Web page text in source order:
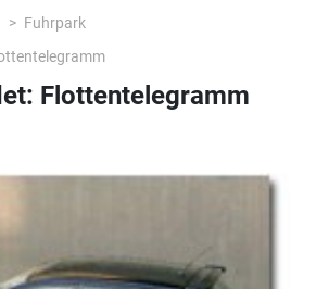
Fuhrpark
Flottentelegramm